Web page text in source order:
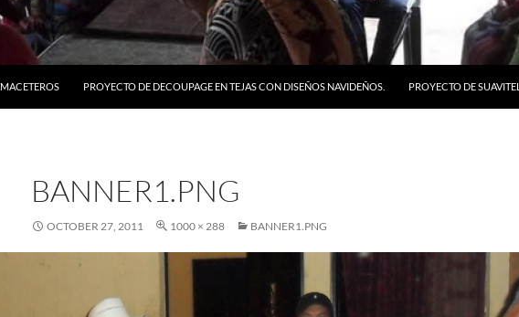
MACETEROS PROYECTO DE DECOUPAGE EN TEJAS CON DISEÑOS NAVIDEÑOS. PROYECTO DE SUAVITEL
BANNER1.PNG
OCTOBER 27, 2011 1000 × 288 BANNER1.PNG